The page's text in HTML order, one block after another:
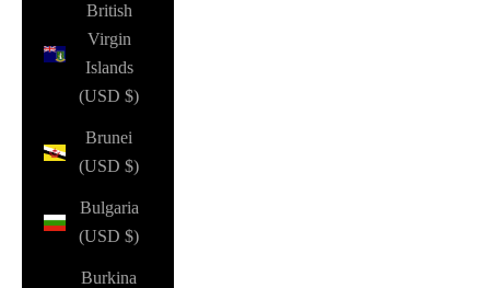
British
Virgin
Islands
(USD $)
Brunei
(USD $)
Bulgaria
(USD $)
Burkina